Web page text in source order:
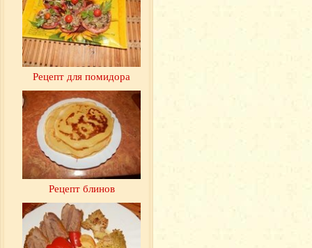
Рецепт для помидора
Рецепт блинов